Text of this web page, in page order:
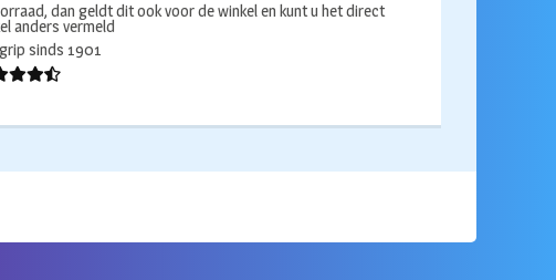
dan geldt dit ook voor de winkel en kunt u het direct
anders vermeld
sinds 1901